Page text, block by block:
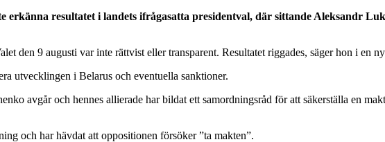
resultatet i landets ifrågasatta presidentval, där sittande Aleksandr
9 augusti var inte rättvist eller transparent. Resultatet riggades, säger hon i en
utvecklingen i Belarus och eventuella sanktioner.
avgår och hennes allierade har bildat ett samordningsråd för att säkerställa en
och har hävdat att oppositionen försöker ”ta makten”.